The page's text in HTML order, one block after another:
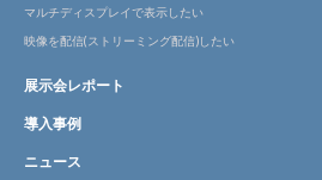
マルチディスプレイで表示したい
映像を配信(ストリーミング配信)したい
展示会レポート
導入事例
ニュース